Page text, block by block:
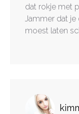
dat rokje met
Jammer dat je
moest laten